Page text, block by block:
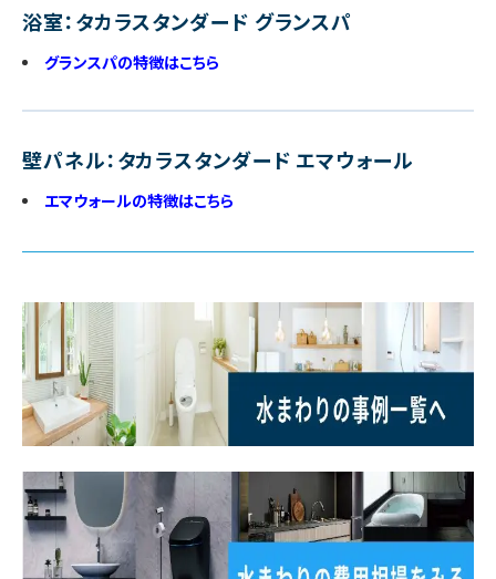
浴室：タカラスタンダード グランスパ
グランスパの特徴はこちら
壁パネル：タカラスタンダード エマウォール
エマウォールの特徴はこちら